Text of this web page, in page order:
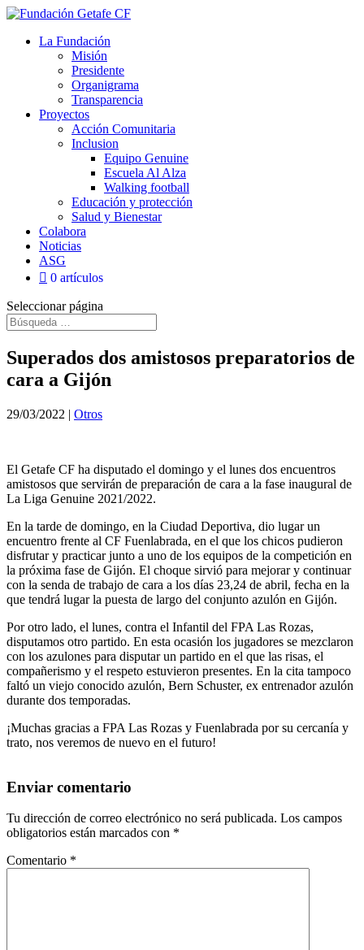
La Fundación
Misión
Presidente
Organigrama
Transparencia
Proyectos
Acción Comunitaria
Inclusion
Equipo Genuine
Escuela Al Alza
Walking football
Educación y protección
Salud y Bienestar
Colabora
Noticias
ASG
0 artículos
Seleccionar página
Superados dos amistosos preparatorios de
cara a Gijón
29/03/2022 | Otros
El Getafe CF ha disputado el domingo y el lunes dos encuentros
amistosos que servirán de preparación de cara a la fase inaugural de
La Liga Genuine 2021/2022.
En la tarde de domingo, en la Ciudad Deportiva, dio lugar un
encuentro frente al CF Fuenlabrada, en el que los chicos pudieron
disfrutar y practicar junto a uno de los equipos de la competición en
la próxima fase de Gijón. El choque sirvió para mejorar y continuar
con la senda de trabajo de cara a los días 23,24 de abril, fecha en la
que tendrá lugar la puesta de largo del conjunto azulón en Gijón.
Por otro lado, el lunes, contra el Infantil del FPA Las Rozas,
disputamos otro partido. En esta ocasión los jugadores se mezclaron
con los azulones para disputar un partido en el que las risas, el
compañerismo y el respeto estuvieron presentes. En la cita tampoco
faltó un viejo conocido azulón, Bern Schuster, ex entrenador azulón
durante dos temporadas.
¡Muchas gracias a FPA Las Rozas y Fuenlabrada por su cercanía y
trato, nos veremos de nuevo en el futuro!
Enviar comentario
Tu dirección de correo electrónico no será publicada. Los campos
obligatorios están marcados con *
Comentario *